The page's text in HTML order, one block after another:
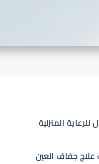
للرعاية المنزلية
علاج جفاف العين